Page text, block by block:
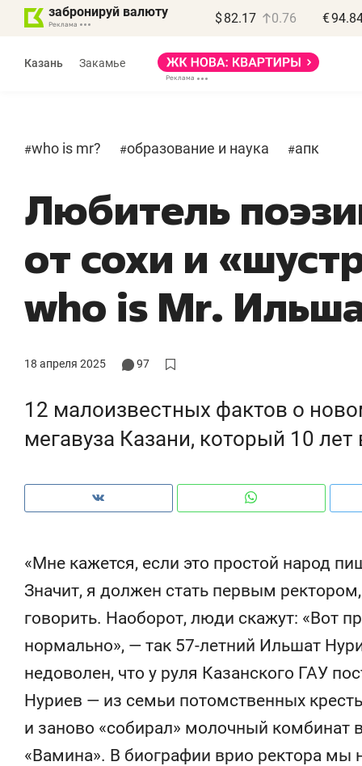
забронируй валюту $ 82.17 0.76 €
Казань Закамье
#who is mr? #образование и наука #апк
Любитель
от сохи и
who is Mr.
18 апреля 2025 97
12 малоизвестных фактов о
мегавуза Казани, который 10
«Мне кажется, если это простой народ
Значит, я должен стать первым
говорить. Наоборот, люди скажут: «Вот
нормально», — так 57-летний Ильшат
недоволен, что у руля Казанского ГАУ
Нуриев — из семьи потомственных
и заново «собирал» молочный комбинат
«Вамина». В биографии врио ректора мы
Рекомендуем
150 камер до квартиры и Face
ID вместо ключа: какой будет
безопасность в ЖК «Нова»
Рекомендуем
Опыт
природе,
с